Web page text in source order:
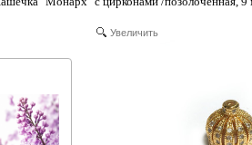
Увеличить